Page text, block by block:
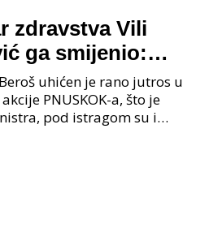
zdravstva Vili
ga smijenio:
a zbog korupcije
uhićen je rano jutros u
PNUSKOK-a, što je
pod istragom su i